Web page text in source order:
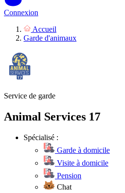
Connexion
Accueil
Garde d'animaux
Service de garde
Animal Services 17
Spécialisé :
Garde à domicile
Visite à domicile
Pension
Chat